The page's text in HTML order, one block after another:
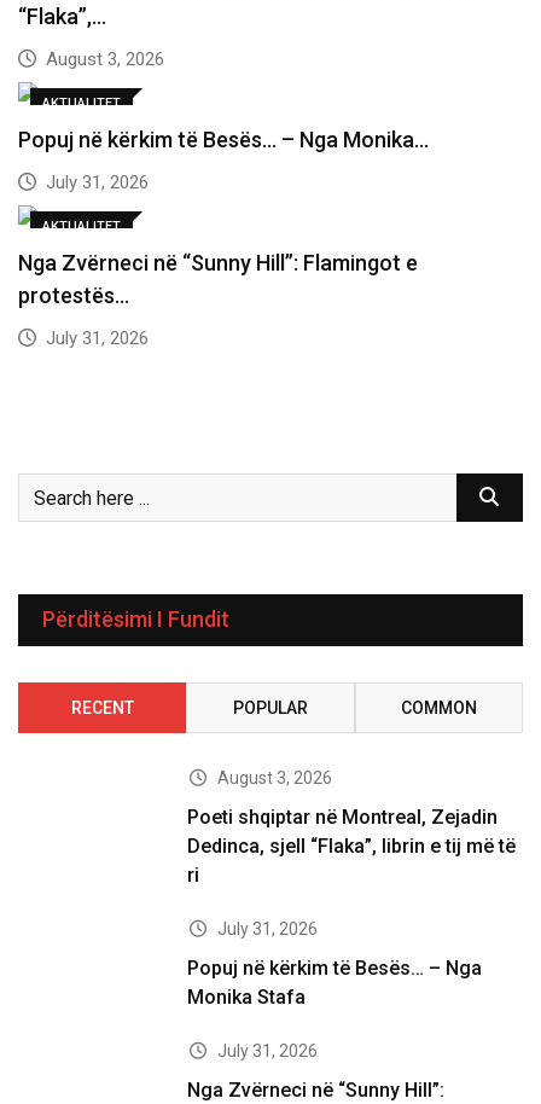
“Flaka”,…
August 3, 2026
AKTUALITET
Popuj në kërkim të Besës… – Nga Monika…
July 31, 2026
AKTUALITET
Nga Zvërneci në “Sunny Hill”: Flamingot e
protestës…
July 31, 2026
Përditësimi I Fundit
RECENT POPULAR COMMON
August 3, 2026
Poeti shqiptar në Montreal, Zejadin
Dedinca, sjell “Flaka”, librin e tij më të
ri
July 31, 2026
Popuj në kërkim të Besës… – Nga
Monika Stafa
July 31, 2026
Nga Zvërneci në “Sunny Hill”: